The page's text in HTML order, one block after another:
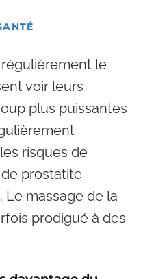
le
voir leurs
plus puissantes
risques de
prostatite
Le massage de la
prodigué à des